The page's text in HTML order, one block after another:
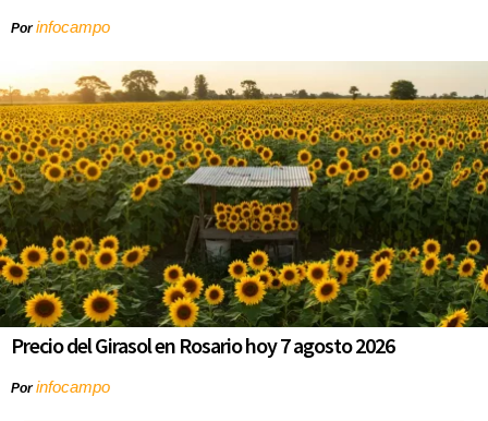
Porinfocampo
Precio del Girasol en Rosario hoy 7 agosto 2026
Porinfocampo